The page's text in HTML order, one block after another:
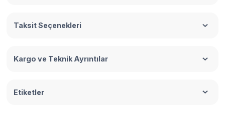
Taksit Seçenekleri
Kargo ve Teknik Ayrıntılar
Etiketler